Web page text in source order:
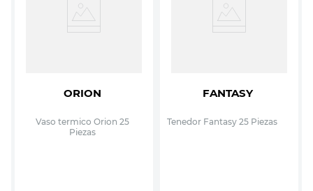
ORION
Vaso termico Orion 25
Piezas
FANTASY
Tenedor Fantasy 25 Piezas